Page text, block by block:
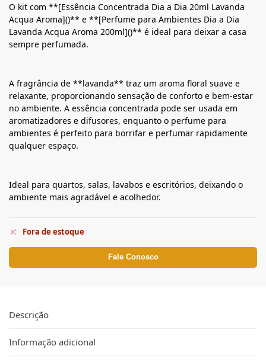
O kit com **[Essência Concentrada Dia a Dia 20ml Lavanda
Acqua Aroma]()** e **[Perfume para Ambientes Dia a Dia
Lavanda Acqua Aroma 200ml]()** é ideal para deixar a casa
sempre perfumada.
A fragrância de **lavanda** traz um aroma floral suave e
relaxante, proporcionando sensação de conforto e bem-estar
no ambiente. A essência concentrada pode ser usada em
aromatizadores e difusores, enquanto o perfume para
ambientes é perfeito para borrifar e perfumar rapidamente
qualquer espaço.
Ideal para quartos, salas, lavabos e escritórios, deixando o
ambiente mais agradável e acolhedor.
Fora de estoque
Fale Conosco
Descrição
Informação adicional